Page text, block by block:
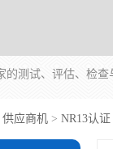
供应商机 > NR13认证